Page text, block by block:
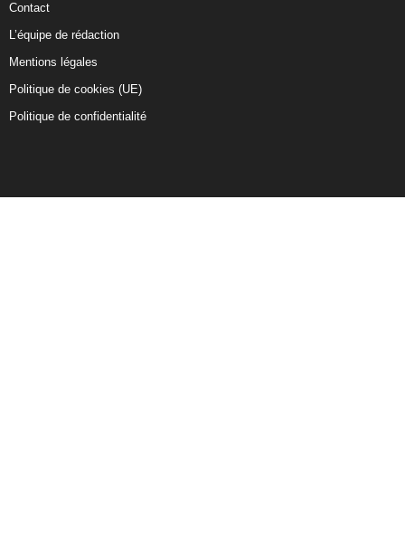
Contact
L’équipe de rédaction
Mentions légales
Politique de cookies (UE)
Politique de confidentialité